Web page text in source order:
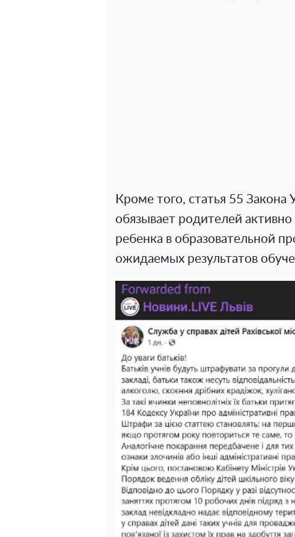
Кроме того, статья 55
обязывает родителей
ребенка в образовательной
ожидаемых результатов